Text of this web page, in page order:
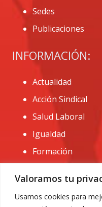
Valoramos tu
Usamos cookies para
Sedes
Publicaciones
INFORMACIÓN:
Actualidad
Acción Sindical
Salud Laboral
Igualdad
Formación
CONTACTO: